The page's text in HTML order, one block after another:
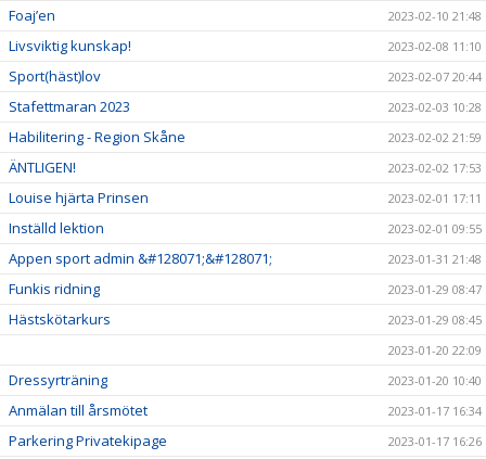
Foaj’en 2023-02-10 21:48
Livsviktig kunskap! 2023-02-08 11:10
Sport(häst)lov 2023-02-07 20:44
Stafettmaran 2023 2023-02-03 10:28
Habilitering - Region Skåne 2023-02-02 21:59
ÄNTLIGEN! 2023-02-02 17:53
Louise hjärta Prinsen 2023-02-01 17:11
Inställd lektion 2023-02-01 09:55
Appen sport admin &#128071;&#128071; 2023-01-31 21:48
Funkis ridning 2023-01-29 08:47
Hästskötarkurs
2023-01-29 08:45
2023-01-20 22:09
Dressyrträning 2023-01-20 10:40
Anmälan till årsmötet 2023-01-17 16:34
Parkering Privatekipage 2023-01-17 16:26